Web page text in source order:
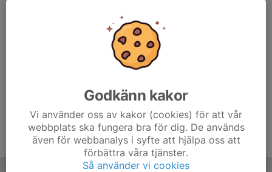
Godkänn kakor
Vi använder oss av kakor (cookies) för att vår
webbplats ska fungera bra för dig. De används
även för webbanalys i syfte att hjälpa oss att
förbättra våra tjänster.
Så använder vi cookies